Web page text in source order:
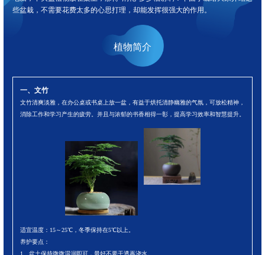
些盆栽，不需要花费太多的心思打理，却能发挥很强大的作用。
植物简介
一、文竹
文竹清爽淡雅，在办公桌或书桌上放一盆，有益于烘托清静幽雅的气氛，可放松精神，
消除工作和学习产生的疲劳。并且与浓郁的书香相得一彰，提高学习效率和智慧提升。
适宜温度：15～25℃，冬季保持在5℃以上。
养护要点：
1、盆土保持微微湿润即可，最好不要干透再浇水。